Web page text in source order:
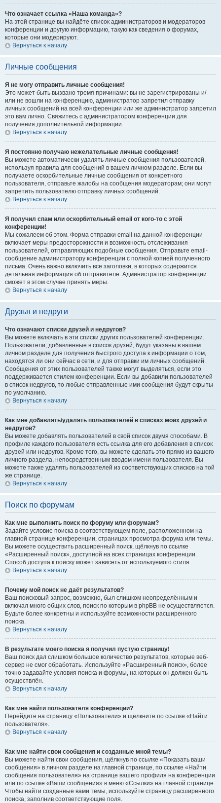
Что означает ссылка «Наша команда»?
На этой странице вы найдёте список администраторов и модераторов
конференции и другую информацию, такую как сведения о форумах,
которые они модерируют.
Вернуться к началу
Личные сообщения
Я не могу отправить личные сообщения!
Это может быть вызвано тремя причинами: вы не зарегистрированы и/
или не вошли на конференцию, администратор запретил отправку
личных сообщений на всей конференции или же администратор запретил
это вам лично. Свяжитесь с администратором конференции для
получения дополнительной информации.
Вернуться к началу
Я постоянно получаю нежелательные личные сообщения!
Вы можете автоматически удалять личные сообщения пользователей,
используя правила для сообщений в вашем личном разделе. Если вы
получаете оскорбительные личные сообщения от конкретного
пользователя, отправьте жалобы на сообщения модераторам; они могут
запретить пользователю отправку личных сообщений.
Вернуться к началу
Я получил спам или оскорбительный email от кого-то с этой
конференции!
Мы сожалеем об этом. Форма отправки email на данной конференции
включает меры предосторожности и возможность отслеживания
пользователей, отправляющих подобные сообщения. Отправьте email-
сообщение администратору конференции с полной копией полученного
письма. Очень важно включить все заголовки, в которых содержится
детальная информация об отправителе. Администратор конференции
сможет в этом случае принять меры.
Вернуться к началу
Друзья и недруги
Что означают списки друзей и недругов?
Вы можете включать в эти списки других пользователей конференции.
Пользователи, добавленные в список друзей, будут указаны в вашем
личном разделе для получения быстрого доступа к информации о том,
находятся ли они сейчас в сети, и для отправки им личных сообщений.
Сообщения от этих пользователей также могут выделяться, если это
поддерживается стилем конференции. Если вы добавили пользователей
в список недругов, то любые отправленные ими сообщения будут скрыты
по умолчанию.
Вернуться к началу
Как мне добавлять/удалять пользователей в списках моих друзей и
недругов?
Вы можете добавлять пользователей в свой список двумя способами. В
профиле каждого пользователя есть ссылка для его добавления в список
друзей или недругов. Кроме того, вы можете сделать это прямо из вашего
личного раздела, непосредственным вводом имени пользователя. Вы
можете также удалять пользователей из соответствующих списков на той
же странице.
Вернуться к началу
Поиск по форумам
Как мне выполнить поиск по форуму или форумам?
Задайте условие поиска в соответствующем поле, расположенном на
главной странице конференции, страницах просмотра форума или темы.
Вы можете осуществить расширенный поиск, щёлкнув по ссылке
«Расширенный поиск», доступной на всех страницах конференции.
Способ доступа к поиску может зависеть от используемого стиля.
Вернуться к началу
Почему мой поиск не даёт результатов?
Ваш поисковый запрос, возможно, был слишком неопределённым и
включал много общих слов, поиск по которым в phpBB не осуществляется.
Будьте более конкретны и используйте возможности расширенного
поиска.
Вернуться к началу
В результате моего поиска я получил пустую страницу!
Ваш поиск дал слишком большое количество результатов, которые веб-
сервер не смог обработать. Используйте «Расширенный поиск», более
точно задавайте условия поиска и форумы, на которых он должен быть
осуществлён.
Вернуться к началу
Как мне найти пользователя конференции?
Перейдите на страницу «Пользователи» и щёлкните по ссылке «Найти
пользователя».
Вернуться к началу
Как мне найти свои сообщения и созданные мной темы?
Вы можете найти свои сообщения, щёлкнув по ссылке «Показать ваши
сообщения» в личном разделе на главной странице, по ссылке «Найти
сообщения пользователя» на странице вашего профиля на конференции
или по ссылке «Ваши сообщения» в меню «Ссылки» на главной странице.
Чтобы найти созданные вами темы, используйте страницу расширенного
поиска, заполнив соответствующие поля.